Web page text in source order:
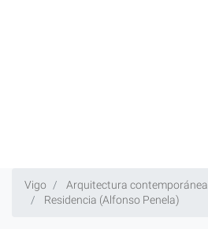
Vigo Arquitectura contemporánea
Residencia (Alfonso Penela)